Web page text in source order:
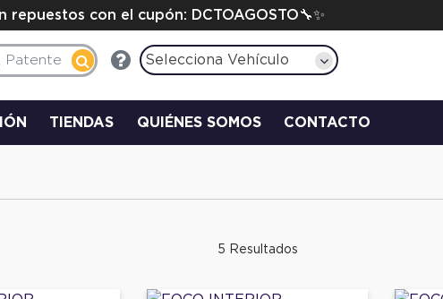
repuestos con el cupón: DCTOAGOSTO🔧✨
Selecciona Vehículo
TIENDAS QUIÉNES SOMOS CONTACTO
5 Resultados